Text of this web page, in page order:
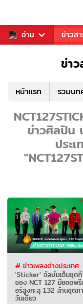
อ่าน
ข่าวบันเทิง ข่าวส
ข่า
หน้าแรก รวมบท
ข่าวศิลปิน
ประ
# ข่าวเพลงต่างประเทศ
'Sticker' อัลบั้มเต็มชุด
ของ NCT 127 มียอดพรี
อร์สูงทะลุ 1.32 ล้านชุดภ
วันเดียว